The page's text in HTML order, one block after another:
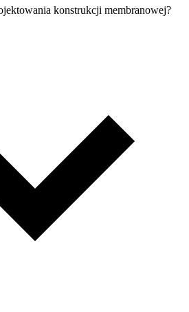
konstrukcji membranowej?